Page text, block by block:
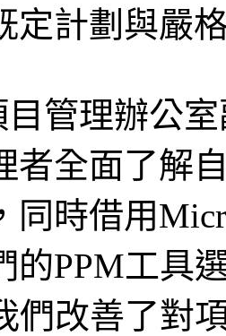
定計劃與嚴
目管理辦公
者全面了解
同時借用
的PPM工具
們改善了對